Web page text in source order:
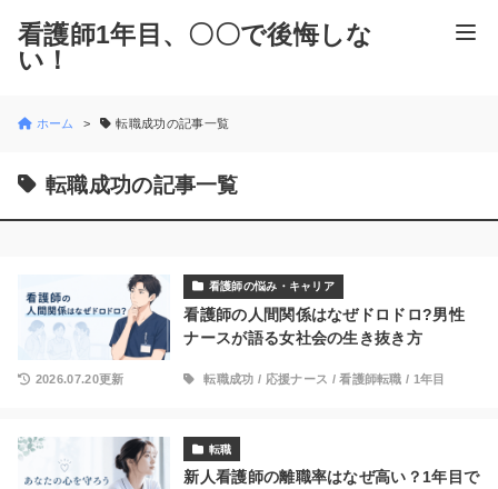
看護師1年目、〇〇で後悔しな
い！
ホーム 転職成功の記事一覧
転職成功の記事一覧
看護師の悩み・キャリア
看護師の人間関係はなぜドロドロ?男性
ナースが語る女社会の生き抜き方
2026.07.20更新 転職成功 / 応援ナース /看護師転職 / 1年目
転職
新人看護師の離職率はなぜ高い？1年目で